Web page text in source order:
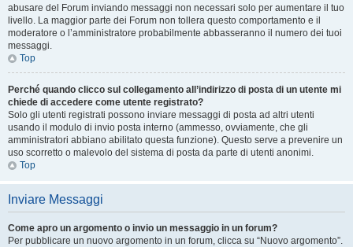
abusare del Forum inviando messaggi non necessari solo per aumentare il tuo
livello. La maggior parte dei Forum non tollera questo comportamento e il
moderatore o l’amministratore probabilmente abbasseranno il numero dei tuoi
messaggi.
Top
Perché quando clicco sul collegamento all’indirizzo di posta di un utente mi
chiede di accedere come utente registrato?
Solo gli utenti registrati possono inviare messaggi di posta ad altri utenti
usando il modulo di invio posta interno (ammesso, ovviamente, che gli
amministratori abbiano abilitato questa funzione). Questo serve a prevenire un
uso scorretto o malevolo del sistema di posta da parte di utenti anonimi.
Top
Inviare Messaggi
Come apro un argomento o invio un messaggio in un forum?
Per pubblicare un nuovo argomento in un forum, clicca su “Nuovo argomento”.